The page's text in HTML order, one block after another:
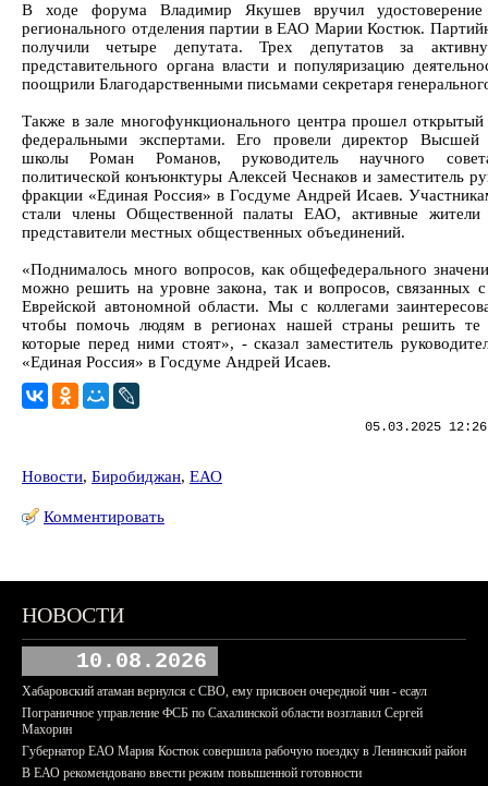
В ходе форума Владимир Якушев вручил удостоверение
регионального отделения партии в ЕАО Марии Костюк.
получили четыре депутата. Трех депутатов за
представительного органа власти и популяризацию
поощрили Благодарственными письмами секретаря
Также в зале многофункционального центра прошел открытый
федеральными экспертами. Его провели директор Высшей
школы Роман Романов, руководитель научного
политической конъюнктуры Алексей Чеснаков и заместитель
фракции «Единая Россия» в Госдуме Андрей Исаев.
стали члены Общественной палаты ЕАО, активные жители
представители местных общественных объединений.
«Поднималось много вопросов, как общефедерального
можно решить на уровне закона, так и вопросов, связанных с
Еврейской автономной области. Мы с коллегами
чтобы помочь людям в регионах нашей страны решить те
которые перед ними стоят», - сказал заместитель
«Единая Россия» в Госдуме Андрей Исаев.
05.03.2025
Новости, Биробиджан, ЕАО
Комментировать
НОВОСТИ
10.08.2026
Хабаровский атаман вернулся с СВО, ему присвоен очередной чин - есаул
Пограничное управление ФСБ по Сахалинской области возглавил Сергей
Махорин
Губернатор ЕАО Мария Костюк совершила рабочую поездку в Ленинский район
В ЕАО рекомендовано ввести режим повышенной готовности